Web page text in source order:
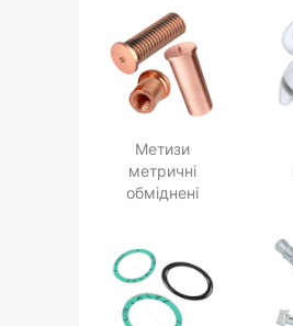
Метизи
метричні
обміднені